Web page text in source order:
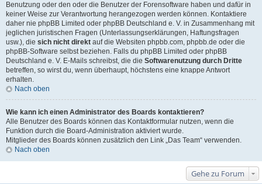
Benutzung oder den oder die Benutzer der Forensoftware haben und dafür in
keiner Weise zur Verantwortung herangezogen werden können. Kontaktiere
daher nie phpBB Limited oder phpBB Deutschland e. V. in Zusammenhang mit
jeglichen juristischen Fragen (Unterlassungserklärungen, Haftungsfragen
usw.), die sich nicht direkt auf die Websiten phpbb.com, phpbb.de oder die
phpBB-Software selbst beziehen. Falls du phpBB Limited oder phpBB
Deutschland e. V. E-Mails schreibst, die die Softwarenutzung durch Dritte
betreffen, so wirst du, wenn überhaupt, höchstens eine knappe Antwort
erhalten.
Nach oben
Wie kann ich einen Administrator des Boards kontaktieren?
Alle Benutzer des Boards können das Kontaktformular nutzen, wenn die
Funktion durch die Board-Administration aktiviert wurde.
Mitglieder des Boards können zusätzlich den Link „Das Team“ verwenden.
Nach oben
Gehe zu Forum